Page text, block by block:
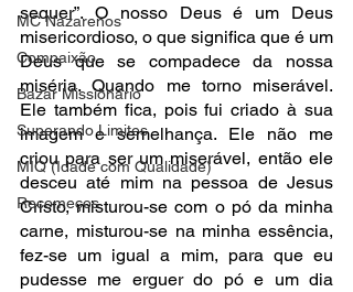
MC Nazarenos
Compaixão
Bazar Missionário
Superando Limites
MIQ (Idade com Qualidade)
Recomeços
sequer”. O nosso Deus é um Deus
misericordioso, o que significa que é um
Deus que se compadece da nossa
miséria. Quando me torno miserável.
Ele também fica, pois fui criado à sua
imagem e semelhança. Ele não me
criou para ser um miserável, então ele
desceu até mim na pessoa de Jesus
Cristo, misturou-se com o pó da minha
carne, misturou-se na minha essência,
fez-se um igual a mim, para que eu
pudesse me erguer do pó e um dia